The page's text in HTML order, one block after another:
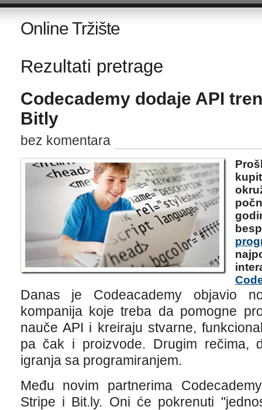
Online Tržište
Rezultati pretrage
Codecademy dodaje API
Bitly
bez komentara
Danas je Codeacademy objavio
kompanija koje treba da pomogne
nauče API i kreiraju stvarne,
pa čak i proizvode. Drugim rečima,
igranja sa programiranjem.
Među novim partnerima
Stripe i Bit.ly. Oni će pokrenuti